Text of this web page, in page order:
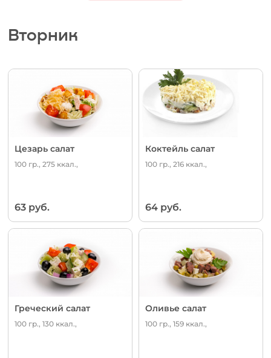
Вторник
Цезарь салат
100 гр., 275 ккал.,
63 руб.
Коктейль салат
100 гр., 216 ккал.,
64 руб.
Греческий салат
100 гр., 130 ккал.,
Оливье салат
100 гр., 159 ккал.,